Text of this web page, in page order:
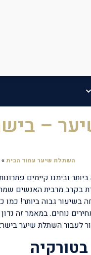
–
השתלת שיער עמוד הבית»
ובימנו קיימים
בקרב מרבית האנשים
בשיעור גבוה ביותר!
נוחים. במאמר זה
לעבור השתלת שיער